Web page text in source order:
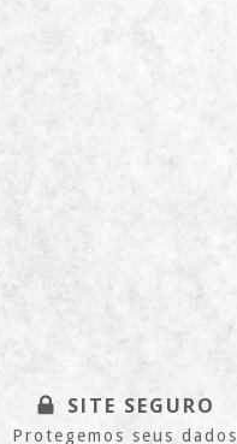
SITE SEGURO
Protegemos seus dados